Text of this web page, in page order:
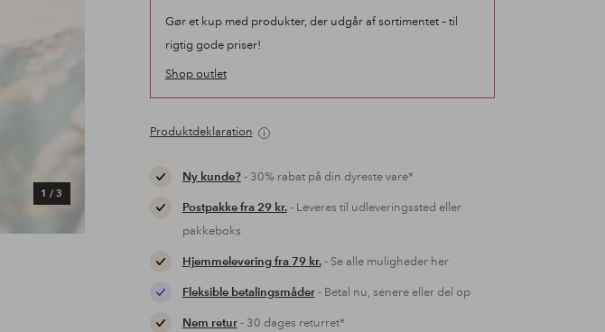
1 / 3
Gør et kup med produkter, der udgår af sortimentet – til
rigtig gode priser!
Shop outlet
Produktdeklaration
Ny kunde?- 30% rabat på din dyreste vare*
Postpakke fra 29 kr.- Leveres til udleveringssted eller
pakkeboks
Hjemmelevering fra 79 kr.- Se alle muligheder her
Fleksible betalingsmåder- Betal nu, senere eller del op
Nem retur- 30 dages returret*